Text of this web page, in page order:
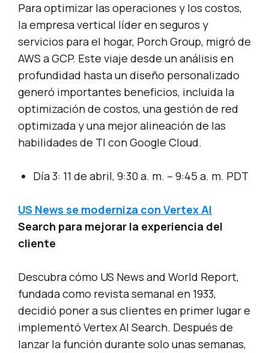
Para optimizar las operaciones y los costos,
la empresa vertical líder en seguros y
servicios para el hogar, Porch Group, migró de
AWS a GCP. Este viaje desde un análisis en
profundidad hasta un diseño personalizado
generó importantes beneficios, incluida la
optimización de costos, una gestión de red
optimizada y una mejor alineación de las
habilidades de TI con Google Cloud.
Día 3: 11 de abril, 9:30 a. m. – 9:45 a. m. PDT
US News se moderniza con Vertex AI
Search para mejorar la experiencia del
cliente
Descubra cómo US News and World Report,
fundada como revista semanal en 1933,
decidió poner a sus clientes en primer lugar e
implementó Vertex AI Search. Después de
lanzar la función durante solo unas semanas,